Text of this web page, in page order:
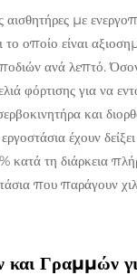
με
οποίο είναι
ανά λεπτό.
φόρτισης για να
και
έχουν
τη διάρκεια
που παράγουν
και Γραμμών